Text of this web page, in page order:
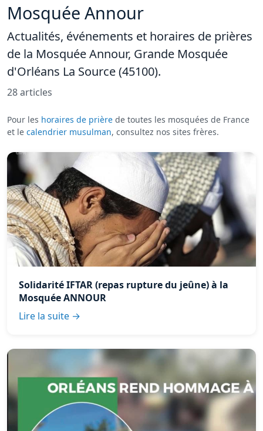
Mosquée Annour
Actualités, événements et horaires de prières
de la Mosquée Annour, Grande Mosquée
d'Orléans La Source (45100).
28 articles
Pour les horaires de prière de toutes les mosquées de France
et le calendrier musulman, consultez nos sites frères.
Solidarité IFTAR (repas rupture du jeûne) à la
Mosquée ANNOUR
Lire la suite →